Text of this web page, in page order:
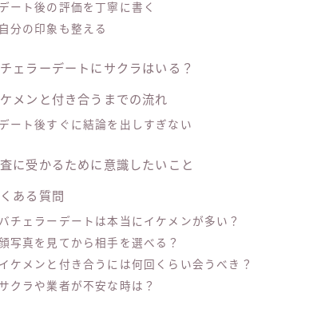
ート後の評価を丁寧に書く
分の印象も整える
ェラーデートにサクラはいる？
メンと付き合うまでの流れ
ート後すぐに結論を出しすぎない
に受かるために意識したいこと
ある質問
チェラーデートは本当にイケメンが多い？
写真を見てから相手を選べる？
ケメンと付き合うには何回くらい会うべき？
クラや業者が不安な時は？